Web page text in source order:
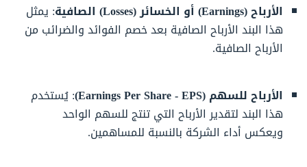
الأرباح (Earnings) أو الخسائر (Losses) الصافية
: يمثل
هذا البند الأرباح الصافية بعد خصم الفوائد والضرائب من
الأرباح الصافية.
الأرباح للسهم (Earnings Per Share - EPS)
: يُستخدم
هذا البند لتقدير الأرباح التي تنتج للسهم الواحد
ويعكس أداء الشركة بالنسبة للمساهمين.